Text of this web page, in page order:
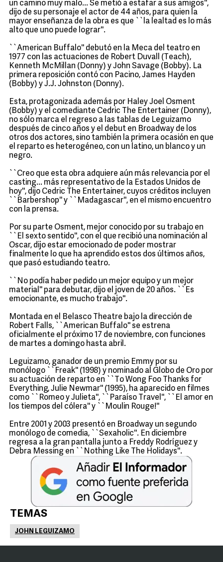
un camino muy malo... Se metió a estafar a sus amigos'',
dijo de su personaje el actor de 44 años, para quien la
mayor enseñanza de la obra es que ``la lealtad es lo más
alto que uno puede lograr''.
``American Buffalo'' debutó en la Meca del teatro en
1977 con las actuaciones de Robert Duvall (Teach),
Kenneth McMillan (Donny) y John Savage (Bobby). La
primera reposición contó con Pacino, James Hayden
(Bobby) y J.J. Johnston (Donny).
Esta, protagonizada además por Haley Joel Osment
(Bobby) y el comediante Cedric The Entertainer (Donny),
no sólo marca el regreso a las tablas de Leguizamo
después de cinco años y el debut en Broadway de los
otros dos actores, sino también la primera ocasión en que
el reparto es heterogéneo, con un latino, un blanco y un
negro.
``Creo que esta obra adquiere aún más relevancia por el
casting... más representativo de la Estados Unidos de
hoy'', dijo Cedric The Entertainer, cuyos créditos incluyen
``Barbershop'' y ``Madagascar'', en el mismo encuentro
con la prensa.
Por su parte Osment, mejor conocido por su trabajo en
``El sexto sentido'', con el que recibió una nominación al
Oscar, dijo estar emocionado de poder mostrar
finalmente lo que ha aprendido estos dos últimos años,
que pasó estudiando teatro.
``No podía haber pedido un mejor equipo y un mejor
material'' para debutar, dijo el joven de 20 años. ``Es
emocionante, es mucho trabajo''.
Montada en el Belasco Theatre bajo la dirección de
Robert Falls, ``American Buffalo'' se estrena
oficialmente el próximo 17 de noviembre, con funciones
de martes a domingo hasta abril.
Leguizamo, ganador de un premio Emmy por su
monólogo ``Freak'' (1998) y nominado al Globo de Oro por
su actuación de reparto en ``To Wong Foo Thanks for
Everything, Julie Newmar'' (1995), ha aparecido en filmes
como ``Romeo y Julieta'', ``Paraíso Travel'', ``El amor en
los tiempos del cólera'' y ``Moulin Rouge!''
Entre 2001 y 2003 presentó en Broadway un segundo
monólogo de comedia, ``Sexaholic''. En diciembre
regresa a la gran pantalla junto a Freddy Rodríguez y
Debra Messing en ``Nothing Like The Holidays''.
TEMAS
JOHN LEGUIZAMO